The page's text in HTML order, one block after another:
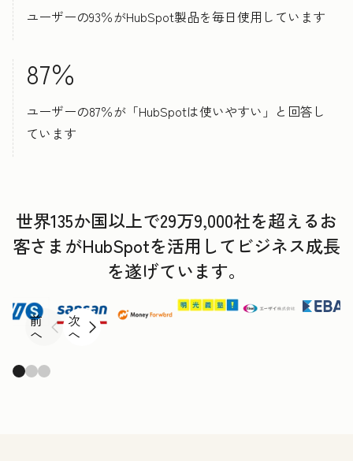
ユーザーの93％がHubSpot製品を毎日使用しています
87％
ユーザーの87％が「HubSpotは使いやすい」と回答し
ています
世界135か国以上で29万9,000社を超えるお
客さまがHubSpotを活用してビジネス成長
を遂げています。
前
へ
次
へ